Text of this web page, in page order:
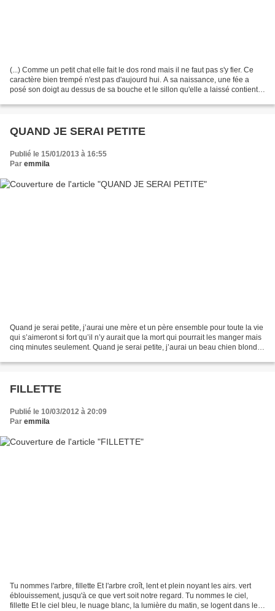
(...) Comme un petit chat elle fait le dos rond mais il ne faut pas s'y fier. Ce
caractère bien trempé n'est pas d'aujourd hui. A sa naissance, une fée a
posé son doigt au dessus de sa bouche et le sillon qu'elle a laissé contient
QUAND JE SERAI PETITE
Publié le 15/01/2013 à 16:55
Par emmila
Quand je serai petite, j’aurai une mère et un père ensemble pour toute la vie
qui s’aimeront si fort qu’il n’y aurait que la mort qui pourrait les manger mais
cinq minutes seulement. Quand je serai petite, j’aurai un beau chien blond
FILLETTE
Publié le 10/03/2012 à 20:09
Par emmila
Tu nommes l'arbre, fillette Et l'arbre croît, lent et plein noyant les airs. vert
éblouissement, jusqu'à ce que vert soit notre regard. Tu nommes le ciel,
fillette Et le ciel bleu, le nuage blanc, la lumière du matin, se logent dans le